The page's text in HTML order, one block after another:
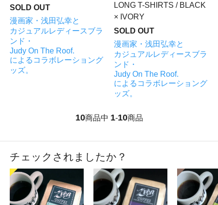
SOLD OUT
漫画家・浅田弘幸と
カジュアルレディースブラ
ンド・
Judy On The Roof.
によるコラボレーショング
ッズ。
LONG T-SHIRTS / BLACK
× IVORY
SOLD OUT
漫画家・浅田弘幸と
カジュアルレディースブラ
ンド・
Judy On The Roof.
によるコラボレーショング
ッズ。
10商品中 1-10商品
チェックされましたか？